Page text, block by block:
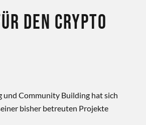
den Crypto
und Community Building hat sich
bisher betreuten Projekte